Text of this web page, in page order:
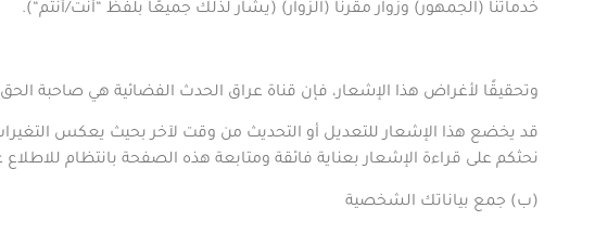
خدماتنا (الجمهور) وزوار مقرنا (الزوار) (يشار لذلك جميعًا بلفظ “أنت/أنتم“).
وتحقيقًا لأغراض هذا الإشعار، فإن قناة عراق الحدث الفضائية هي صاحبة
قد يخضع هذا الإشعار للتعديل أو التحديث من وقت لآخر بحيث يعكس التغيرات
نحثكم على قراءة الإشعار بعناية فائقة ومتابعة هذه الصفحة بانتظام
(ب) جمع بياناتك الشخصية